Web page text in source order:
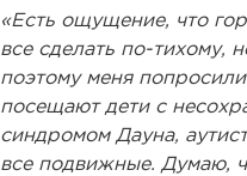
«Есть ощущение, что
все сделать по-тихому,
поэтому меня
посещают дети с
синдромом Дауна,
все подвижные. Думаю,